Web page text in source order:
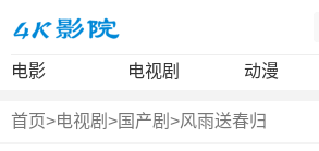
电影 电视剧 动漫
首页>电视剧 >国产剧 >风雨送春归